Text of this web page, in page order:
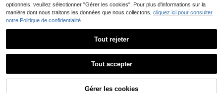
12
Serisse
Serisse Combinaison sa
Entrepôt UE Acelitt Combinaison à ja
mbes larges avec ceinture à la taille
CRAQUEZ DES MAINTENANT
optionnels, veuillez sélectionner "Gérer les cookies". Pour plus d'informations sur la
manière dont nous traitons les données que nous collectons, cliquez ici pour consulter
notre Politique de confidentialité.
Tout rejeter
Tout accepter
Gérer les cookies